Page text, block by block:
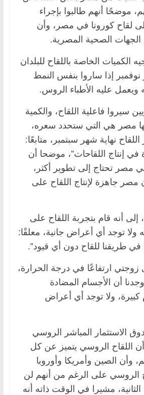
موضحًا أنهم طالبوا بإجراء
لقاح كورونا في مصر، وأن
الصحية المصرية.
الكميات الخاصة باللقاح للبلدان
إذا ساروا بنفس النمط
ويعمل عليه الأطباء الروس.
سيروا فاعلية اللقاح، والكمية
مصر هي التي ستحدد سعره،
نهاية شهر سبتمبر، متابعًا:
في إنتاج اللقاحات”، موضحا أن
مصر تحتاج إلى تطوير أكثر،
جاهزة لإنتاج اللقاح على
إلى أنه قام بتجربة اللقاح على
توجد أي أعراض جانية، معلقًا:
في طريقنا للقاح دون أي قيود”.
ارتفاعًا في درجة الحرارة،
أن الأجسام المضادة
كبيرة، ولا توجد أي أعراض
الاستثمار المباشر الروسي
اللقاح الروسي يتميز عن كل
وأن الصين وأمريكا وأوروبا
الروسي على الرغم من أنهم لن
مشيرا في الوقت ذاته أنه